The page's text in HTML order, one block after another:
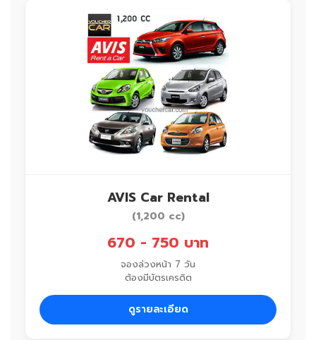
AVIS Car Rental
(1,200 cc)
670 - 750 บาท
จองล่วงหน้า 7 วัน
ต้องมีบัตรเครดิต
ดูรายละเอียด